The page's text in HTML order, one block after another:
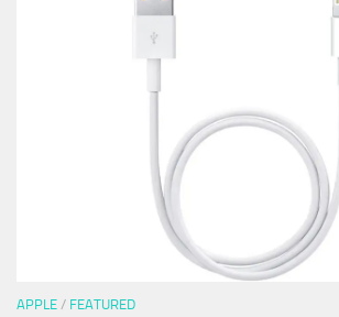
APPLE / FEATURED